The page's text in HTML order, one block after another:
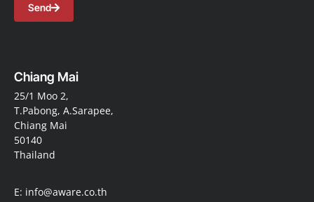
Send
Chiang Mai
25/1 Moo 2,
T.Pabong, A.Sarapee,
Chiang Mai
50140
Thailand
E: info@aware.co.th